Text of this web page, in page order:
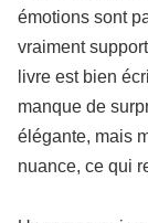
émotions sont
vraiment
livre est bien
manque de
élégante, mais
nuance, ce qui